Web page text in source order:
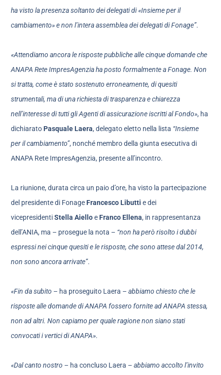
ha visto la presenza soltanto dei delegati di «Insieme per il
cambiamento» e non l’intera assemblea dei delegati di Fonage”.
«Attendiamo ancora le risposte pubbliche alle cinque domande che
ANAPA Rete ImpresAgenzia ha posto formalmente a Fonage. Non
si tratta, come è stato sostenuto erroneamente, di quesiti
strumentali, ma di una richiesta di trasparenza e chiarezza
nell’interesse di tutti gli Agenti di assicurazione iscritti al Fondo», ha
dichiarato Pasquale Laera, delegato eletto nella lista “Insieme
per il cambiamento”, nonché membro della giunta esecutiva di
ANAPA Rete ImpresAgenzia, presente all’incontro.
La riunione, durata circa un paio d’ore, ha visto la partecipazione
del presidente di Fonage Francesco Libutti e dei
vicepresidentiStella Aielloe Franco Ellena, in rappresentanza
dell’ANIA, ma – prosegue la nota – “non ha però risolto i dubbi
espressi nei cinque quesiti e le risposte, che sono attese dal 2014,
non sono ancora arrivate”.
«Fin da subito – ha proseguito Laera –abbiamo chiesto che le
risposte alle domande di ANAPA fossero fornite ad ANAPA stessa,
non ad altri. Non capiamo per quale ragione non siano stati
convocati i vertici di ANAPA».
«Dal canto nostro – ha concluso Laera –abbiamo accolto l’invito